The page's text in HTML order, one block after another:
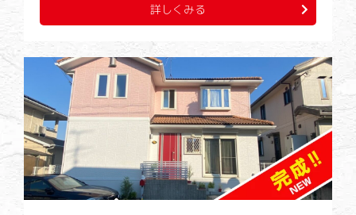
詳しくみる